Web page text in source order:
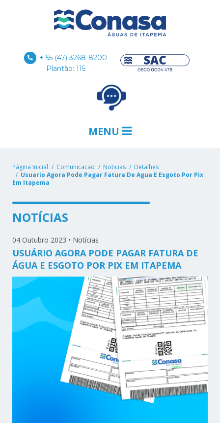
+ 55 (47) 3268-8200
Plantão: 115
MENU
Página Inicial Comunicacao Noticias
Detalhes
Usuario Agora Pode Pagar Fatura De Agua E Esgoto Por Pix
Em Itapema
NOTÍCIAS
04 Outubro 2023 • Notícias
USUÁRIO AGORA PODE PAGAR FATURA DE
ÁGUA E ESGOTO POR PIX EM ITAPEMA